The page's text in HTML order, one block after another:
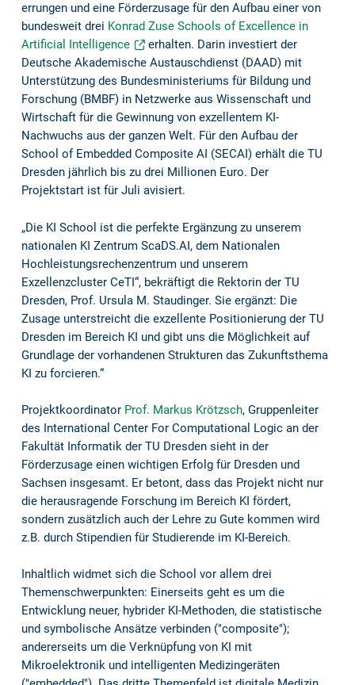
errungen und eine Förderzusage für den Aufbau einer von
bundesweit drei Konrad Zuse Schools of Excellence in
Artificial Intelligence
erhalten. Darin investiert der
Deutsche Akademische Austauschdienst (DAAD) mit
Unterstützung des Bundesministeriums für Bildung und
Forschung (BMBF) in Netzwerke aus Wissenschaft und
Wirtschaft für die Gewinnung von exzellentem KI-
Nachwuchs aus der ganzen Welt. Für den Aufbau der
School of Embedded Composite AI (SECAI) erhält die TU
Dresden jährlich bis zu drei Millionen Euro. Der
Projektstart ist für Juli avisiert.
„Die KI School ist die perfekte Ergänzung zu unserem
nationalen KI Zentrum ScaDS.AI, dem Nationalen
Hochleistungsrechenzentrum und unserem
Exzellenzcluster CeTI“, bekräftigt die Rektorin der TU
Dresden, Prof. Ursula M. Staudinger. Sie ergänzt: Die
Zusage unterstreicht die exzellente Positionierung der TU
Dresden im Bereich KI und gibt uns die Möglichkeit auf
Grundlage der vorhandenen Strukturen das Zukunftsthema
KI zu forcieren.“
Projektkoordinator Prof. Markus Krötzsch, Gruppenleiter
des International Center For Computational Logic an der
Fakultät Informatik der TU Dresden sieht in der
Förderzusage einen wichtigen Erfolg für Dresden und
Sachsen insgesamt. Er betont, dass das Projekt nicht nur
die herausragende Forschung im Bereich KI fördert,
sondern zusätzlich auch der Lehre zu Gute kommen wird
z.B. durch Stipendien für Studierende im KI-Bereich.
Inhaltlich widmet sich die School vor allem drei
Themenschwerpunkten: Einerseits geht es um die
Entwicklung neuer, hybrider KI-Methoden, die statistische
und symbolische Ansätze verbinden ("composite");
andererseits um die Verknüpfung von KI mit
Mikroelektronik und intelligenten Medizingeräten